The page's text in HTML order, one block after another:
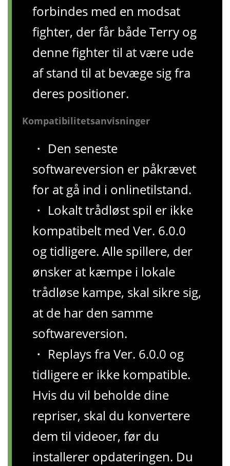
forbindes med en modsat
fighter, der får både Terry og
denne fighter til at være ude
af stand til at bevæge sig fra
deres positioner.
Kompatibilitetsanvisninger
・ Den seneste
softwareversion er påkrævet
for at gå ind i onlinetilstand.
・ Lokalt trådløst spil er ikke
kompatibelt med Ver. 6.0.0
og tidligere. Alle spillere, der
ønsker at kæmpe i lokale
trådløse kampe, skal sikre sig,
at de har den samme
softwareversion.
・ Replays fra Ver. 6.0.0 og
tidligere er ikke kompatible.
Hvis du vil beholde dine
repriser, skal du konvertere
dem til videoer, før du
installerer opdateringen. Du